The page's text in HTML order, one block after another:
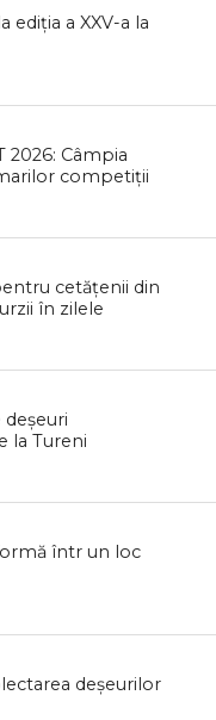
ediția a XXV-a la
2026: Câmpia
competiții
cetățenii din
în zilele
la Tureni
într un loc
deșeurilor